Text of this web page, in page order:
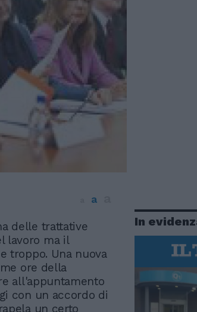
a
delle trattative
lavoro ma il
troppo. Una nuova
ore della
all'appuntamento
con un accordo di
un certo
In